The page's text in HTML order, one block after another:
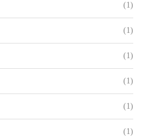
(1)
(1)
(1)
(1)
(1)
(1)